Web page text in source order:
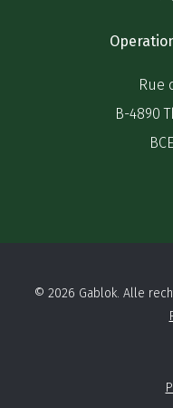
Rue
B-4890
© 2026 Gablok. Alle